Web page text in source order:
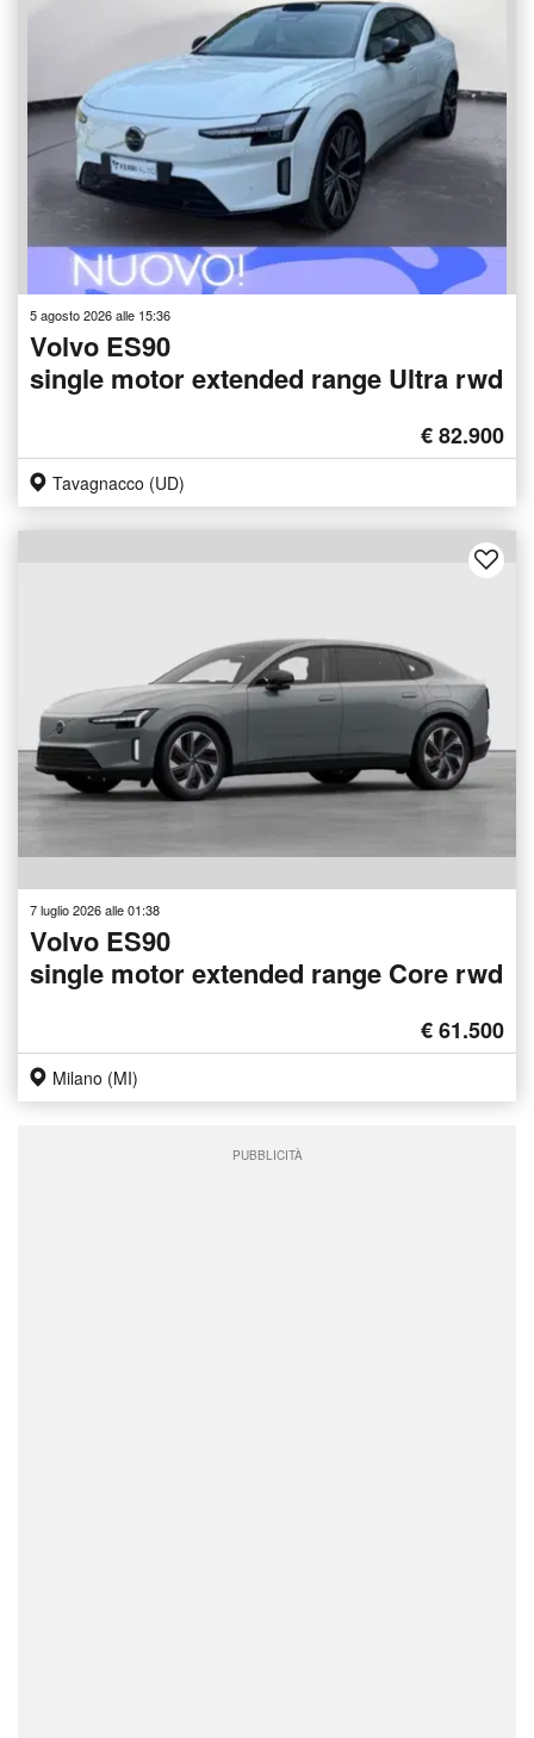
5 agosto 2026 alle 15:36
Volvo ES90
single motor extended range Ultra rwd
€ 82.900
Tavagnacco (UD)
7 luglio 2026 alle 01:38
Volvo ES90
single motor extended range Core rwd
€ 61.500
Milano (MI)
PUBBLICITÀ